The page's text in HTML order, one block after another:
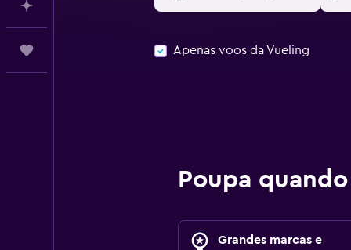
Apenas voos da Vueling
Poupa
Grandes marcas e